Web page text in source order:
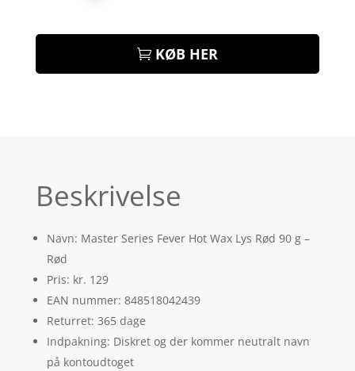
KØB HER
Beskrivelse
Navn: Master Series Fever Hot Wax Lys Rød 90 g –
Rød
Pris: kr. 129
EAN nummer: 848518042439
Returret: 365 dage
Indpakning: Diskret og der kommer neutralt navn
på kontoudtoget